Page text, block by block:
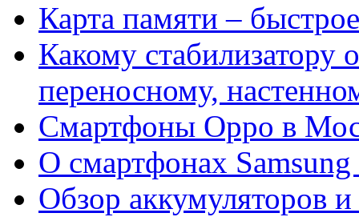
Карта памяти –
Какому стабилизатору
переносному,
Смартфоны Орро в
О смартфонах
Обзор аккумуляторов